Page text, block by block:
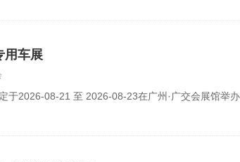
用车展
于2026-08-21 至 2026-08-23在广州·广交会展馆举